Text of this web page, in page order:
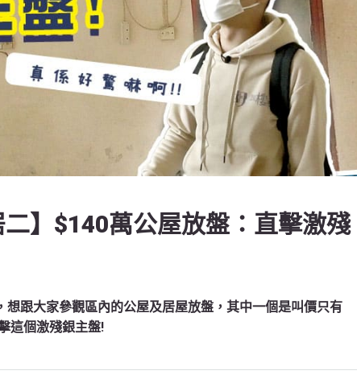
二】$140萬公屋放盤：直擊激殘
想跟大家參觀區內的公屋及居屋放盤，其中一個是叫價只有
這個激殘銀主盤!